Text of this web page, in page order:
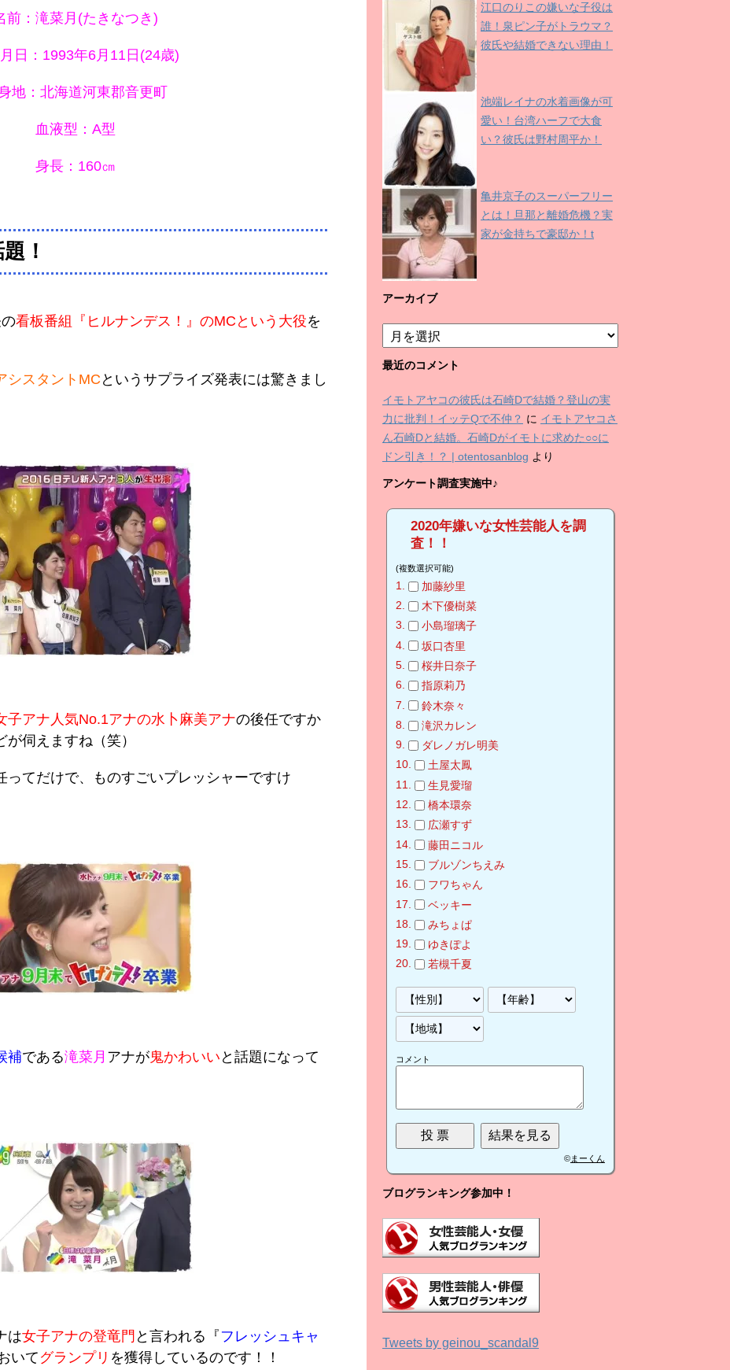
前：滝菜月(たきなつき)
日：1993年6月11日(24歳)
地：北海道河東郡音更町
血液型：A型
身長：160㎝
！
看板番組『ヒルナンデス！』のMCという大役を
シスタントMC というサプライズ発表には驚きまし
子アナ人気No.1アナの水卜麻美アナの後任ですか
が伺えますね（笑）
ってだけで、ものすごいプレッシャーですけ
補である滝菜月 アナが鬼かわいい と 話題になって
は女子アナの登竜門 と言われる『 フレッシュキャ
いてグランプリ を獲得しているのです！！
江口のりこの嫌いな子役は
誰！泉ピン子がトラウマ？
彼氏や結婚できない理由！
池端レイナの水着画像が可
愛い！台湾ハーフで大食
い？彼氏は野村周平か！
亀井京子のスーパーフリー
とは！旦那と離婚危機？実
家が金持ちで豪邸か！t
アーカイブ
ア
ー
カ
ブ
最近のコメント
イモトアヤコの彼氏は石崎Dで結婚？登山の実
力に批判！イッテQで不仲？ に イモトアヤコさ
ん石崎Dと結婚。石崎Dがイモトに求めた○○に
ドン引き！？ | otentosanblog より
アンケート調査実施中♪
2020年嫌いな女性芸能人を調
査！！
(複数選択可能)
加藤紗里
木下優樹菜
小島瑠璃子
坂口杏里
桜井日奈子
指原莉乃
鈴木奈々
滝沢カレン
ダレノガレ明美
土屋太鳳
生見愛瑠
橋本環奈
広瀬すず
藤田ニコル
ブルゾンちえみ
フワちゃん
ベッキー
みちょぱ
ゆきぽよ
若槻千夏
コメント
©まーくん
ブログランキング参加中！
Tweets by geinou_scandal9